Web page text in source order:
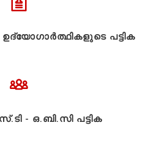
പട്ടിക
- ഒ.ബി.സി പട്ടിക